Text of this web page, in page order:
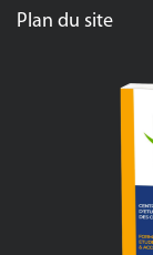
Plan du site